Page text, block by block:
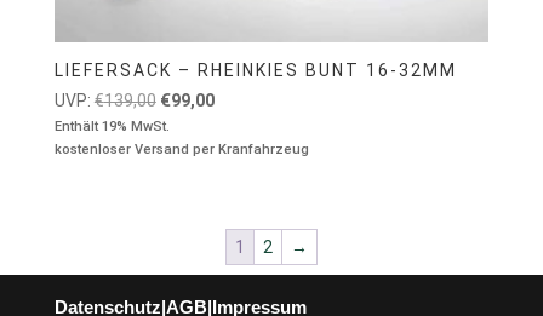
LIEFERSACK – RHEINKIES BUNT 16-32MM
UVP: €139,00 Ursprünglicher
Preis
war:
€99,00Aktueller
ist:
Enthält 19% MwSt.
kostenloser Versand per Kranfahrzeug
1 2 →
Datenschutz|AGB|Impressum